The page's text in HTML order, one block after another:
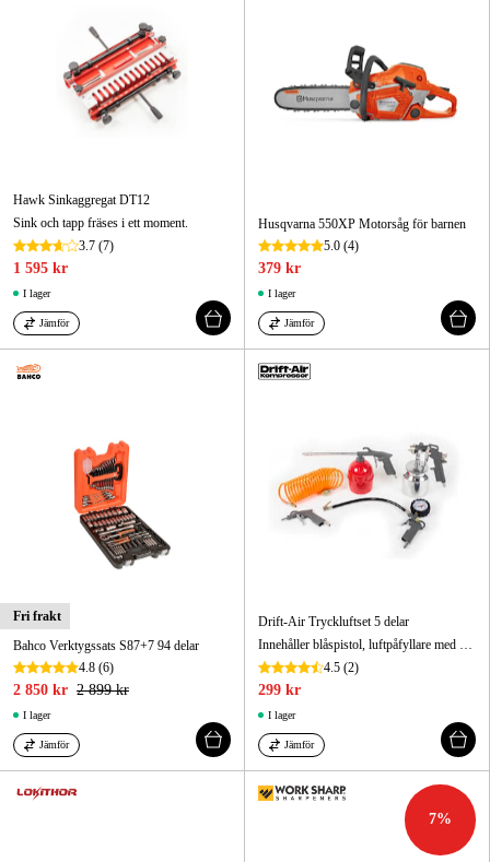
Hawk Sinkaggregat DT12
Sink och tapp fräses i ett moment.
3.7 (7)
1 595 kr
I lager
Jämför
Husqvarna 550XP Motorsåg för barnen
5.0 (4)
379 kr
I lager
Jämför
Fri frakt
Bahco Verktygssats S87+7 94 delar
4.8 (6)
2 850 kr 2 899 kr
I lager
Jämför
Drift-Air Tryckluftset 5 delar
4.5 (2)
299 kr
I lager
Jämför
7%